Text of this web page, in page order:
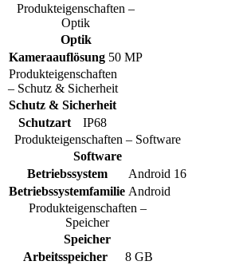
Produkteigenschaften –
Optik
Optik
Kameraauflösung 50 MP
Produkteigenschaften
– Schutz & Sicherheit
Schutz & Sicherheit
Schutzart
IP68
Produkteigenschaften – Software
Software
Betriebssystem
Android 16
Betriebssystemfamilie Android
Produkteigenschaften –
Speicher
Speicher
Arbeitsspeicher
8 GB